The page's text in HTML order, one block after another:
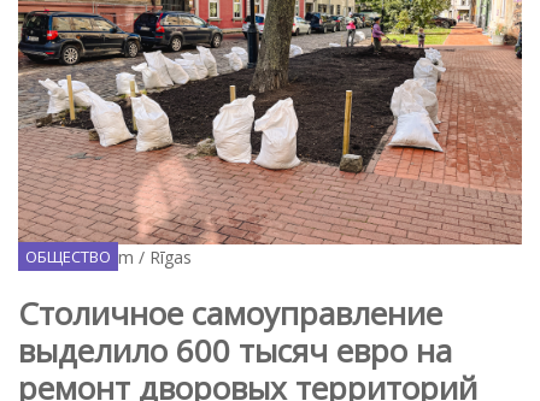
Facebook.com / Rīgas
ОБЩЕСТВО
Столичное самоуправление
выделило 600 тысяч евро на
ремонт дворовых территорий